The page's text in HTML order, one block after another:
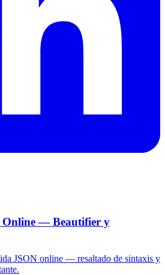
Online — Beautifier y
JSON online — resaltado de sintaxis y